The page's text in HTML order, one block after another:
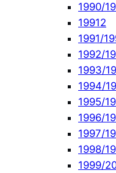
1990/
19912
1991/
1992/
1993/
1994/
1995/
1996/
1997/
1998/
1999/